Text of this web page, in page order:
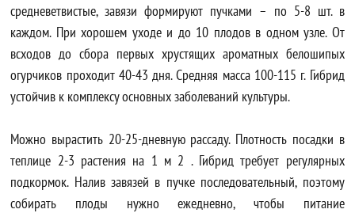
средневетвистые, завязи формируют пучками – по 5-8 шт. в
каждом. При хорошем уходе и до 10 плодов в одном узле. От
всходов до сбора первых хрустящих ароматных белошипых
огурчиков проходит 40-43 дня. Средняя масса 100-115 г. Гибрид
устойчив к комплексу основных заболеваний культуры.
Можно вырастить 20-25-дневную рассаду. Плотность посадки в
теплице 2-3 растения на 1 м 2 . Гибрид требует регулярных
подкормок. Налив завязей в пучке последовательный, поэтому
собирать плоды нужно ежедневно, чтобы питание